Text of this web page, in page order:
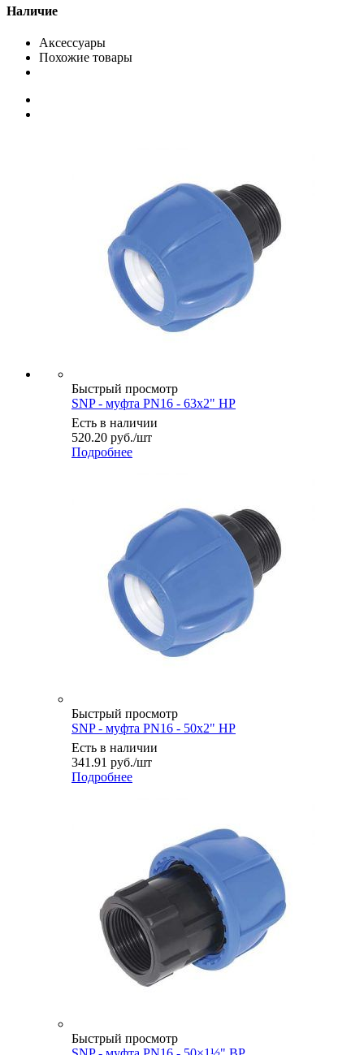
Наличие
Аксессуары
Похожие товары
Быстрый просмотр
SNP - муфта PN16 - 63x2" НР
Есть в наличии
520.20 руб./шт
Подробнее
Быстрый просмотр
SNP - муфта PN16 - 50x2" НР
Есть в наличии
341.91 руб./шт
Подробнее
Быстрый просмотр